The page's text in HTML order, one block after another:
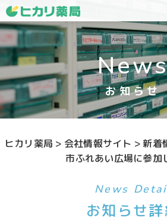
お知らせ
ヒカリ薬局 > 会社情報サイト > 新着
市ふれあい広場に参加
News
お知らせ詳